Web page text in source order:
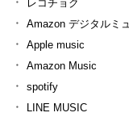
レコチョク
Amazon デジタルミ
Apple music
Amazon Music
spotify
LINE MUSIC